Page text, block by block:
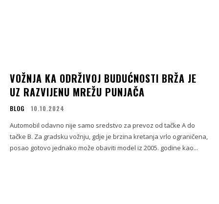
VOŽNJA KA ODRŽIVOJ BUDUĆNOSTI BRŽA JE
UZ RAZVIJENU MREŽU PUNJAČA
BLOG 10.10.2024
Automobil odavno nije samo sredstvo za prevoz od tačke A do
tačke B. Za gradsku vožnju, gdje je brzina kretanja vrlo ograničena,
posao gotovo jednako može obaviti model iz 2005. godine kao...